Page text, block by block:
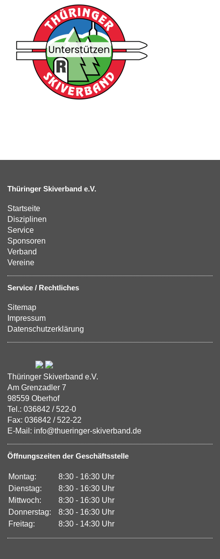
Thüringer Skiverband e.V.
Startseite
Disziplinen
Service
Sponsoren
Verband
Vereine
Service / Rechtliches
Sitemap
Impressum
Datenschutzerklärung
Thüringer Skiverband e.V.
Am Grenzadler 7
98559 Oberhof
Tel.: 036842 / 522-0
Fax: 036842 / 522-22
E-Mail: info@thueringer-skiverband.de
Öffnungszeiten der Geschäftsstelle
Montag:
8:30 - 16:30 Uhr
Dienstag:
8:30 - 16:30 Uhr
Mittwoch:
8:30 - 16:30 Uhr
Donnerstag:
8:30 - 16:30 Uhr
Freitag:
8:30 - 14:30 Uhr